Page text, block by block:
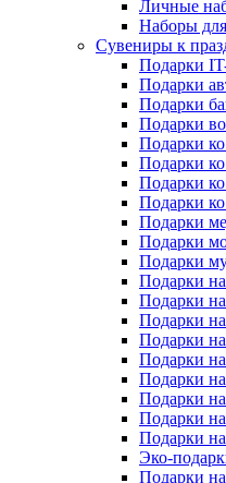
Личные
Наборы
Сувениры к
Подарки
Подарки
Подарки
Подарки
Подарки
Подарки
Подарки
Подарки
Подарки
Подарки
Подарки
Подарки
Подарки
Подарки
Подарки
Подарки
Подарки
Подарки
Подарки
Подарки
Эко-
Подарки